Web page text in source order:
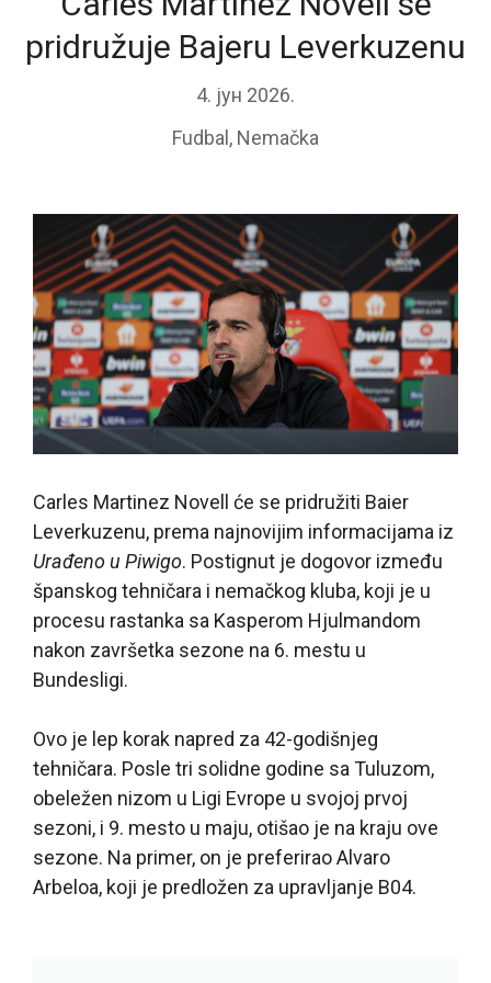
pridružuje Bajeru Leverkuzenu
4. јун 2026.
Fudbal , Nemačka
Carles Martinez Novell će se pridružiti Baier
Leverkuzenu, prema najnovijim informacijama iz
Urađeno u Piwigo. Postignut je dogovor između
španskog tehničara i nemačkog kluba, koji je u
procesu rastanka sa Kasperom Hjulmandom
nakon završetka sezone na 6. mestu u
Bundesligi.
Ovo je lep korak napred za 42-godišnjeg
tehničara. Posle tri solidne godine sa Tuluzom,
obeležen nizom u Ligi Evrope u svojoj prvoj
sezoni, i 9. mesto u maju, otišao je na kraju ove
sezone. Na primer, on je preferirao Alvaro
Arbeloa, koji je predložen za upravljanje B04.